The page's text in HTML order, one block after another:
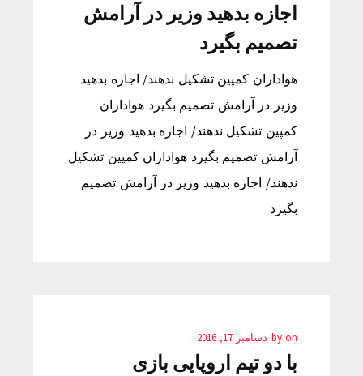
اجازه بدهید وزیر در آرامش
تصمیم بگیرد
هواداران کمپین تشکیل ندهند/ اجازه بدهید
وزیر در آرامش تصمیم بگیرد هواداران
کمپین تشکیل ندهند/ اجازه بدهید وزیر در
آرامش تصمیم بگیرد هواداران کمپین تشکیل
ندهند/ اجازه بدهید وزیر در آرامش تصمیم
بگیرد
by on دسامبر 17, 2016
با دو تیم اروپایی بازی